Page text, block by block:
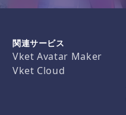
関連サービス
Vket Avatar Maker
Vket Cloud